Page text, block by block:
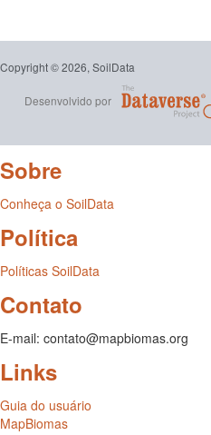
Copyright © 2026, SoilData
Desenvolvido por
Sobre
Conheça o SoilData
Política
Políticas SoilData
Contato
E-mail: contato@mapbiomas.org
Links
Guia do usuário
MapBiomas